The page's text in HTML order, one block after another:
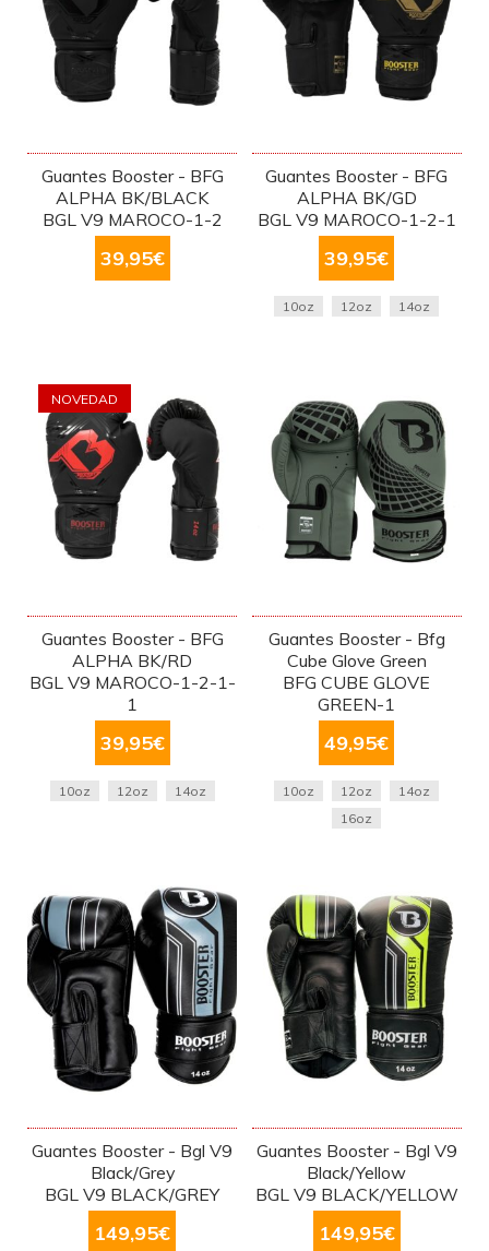
Guantes Booster - BFG
ALPHA BK/BLACK
BGL V9 MAROCO-1-2
39,95€
Guantes Booster - BFG
ALPHA BK/GD
BGL V9 MAROCO-1-2-1
39,95€
10oz 12oz 14oz
NOVEDAD
Guantes Booster - BFG
ALPHA BK/RD
BGL V9 MAROCO-1-2-1-
1
39,95€
10oz 12oz 14oz
Guantes Booster - Bfg
Cube Glove Green
BFG CUBE GLOVE
GREEN-1
49,95€
10oz 12oz
14oz
16oz
Guantes Booster - Bgl V9
Black/Grey
BGL V9 BLACK/GREY
149,95€
Guantes Booster - Bgl V9
Black/Yellow
BGL V9 BLACK/YELLOW
149,95€